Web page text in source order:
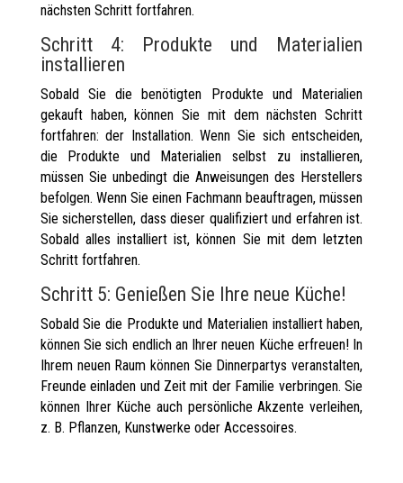
nächsten Schritt fortfahren.
Schritt 4: Produkte und Materialien
installieren
Sobald Sie die benötigten Produkte und Materialien
gekauft haben, können Sie mit dem nächsten Schritt
fortfahren: der Installation. Wenn Sie sich entscheiden,
die Produkte und Materialien selbst zu installieren,
müssen Sie unbedingt die Anweisungen des Herstellers
befolgen. Wenn Sie einen Fachmann beauftragen, müssen
Sie sicherstellen, dass dieser qualifiziert und erfahren ist.
Sobald alles installiert ist, können Sie mit dem letzten
Schritt fortfahren.
Schritt 5: Genießen Sie Ihre neue Küche!
Sobald Sie die Produkte und Materialien installiert haben,
können Sie sich endlich an Ihrer neuen Küche erfreuen! In
Ihrem neuen Raum können Sie Dinnerpartys veranstalten,
Freunde einladen und Zeit mit der Familie verbringen. Sie
können Ihrer Küche auch persönliche Akzente verleihen,
z. B. Pflanzen, Kunstwerke oder Accessoires.